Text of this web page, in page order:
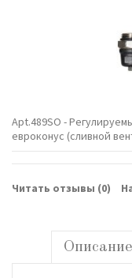
Apt.489SO -
евроконус (сливной
Читать отзывы (0)
Описание